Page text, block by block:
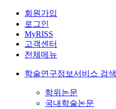
회원가입
로그인
MyRISS
고객센터
전체메뉴
학술연구정보서비스 검색
학위논문
국내학술논문